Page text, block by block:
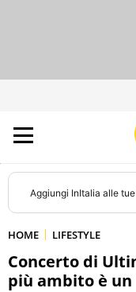
Aggiungi InItalia alle
HOME LIFESTYLE
Concerto di
più ambito è un